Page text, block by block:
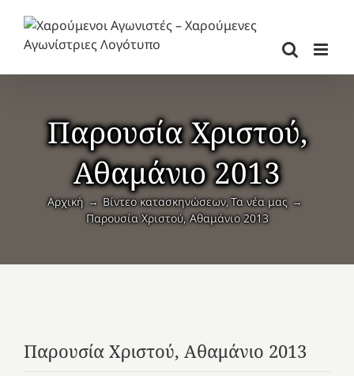
περιεχόμενο
Παρουσία Χριστού,
Αθαμάνιο 2013
Αρχική Βίντεο κατασκηνώσεων Τα νέα μας
Παρουσία Χριστού, Αθαμάνιο 2013
Παρουσία Χριστού, Αθαμάνιο 2013